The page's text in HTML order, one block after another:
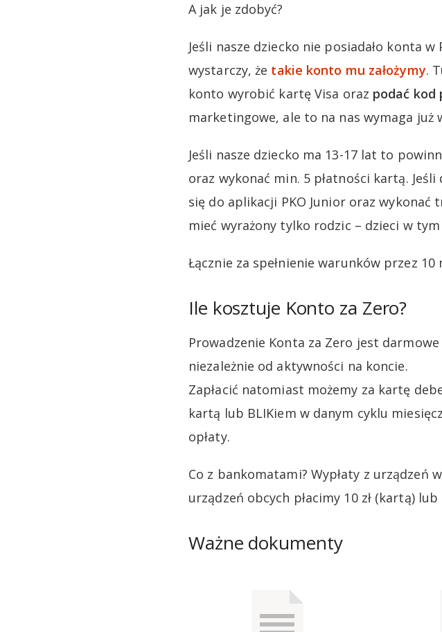
A jak je zdobyć?
Jeśli nasze dziecko nie posiadało konta
wystarczy, że takie konto mu założymy.
konto wyrobić kartę Visa oraz podać kod
marketingowe, ale to na nas wymaga już
Jeśli nasze dziecko ma 13-17 lat to
oraz wykonać min. 5 płatności kartą.
się do aplikacji PKO Junior oraz
mieć wyrażony tylko rodzic – dzieci w
Łącznie za spełnienie warunków przez 10
Ile kosztuje Konto za Zero?
Prowadzenie Konta za Zero jest
niezależnie od aktywności na koncie.
Zapłacić natomiast możemy za kartę
kartą lub BLIKiem w danym cyklu
opłaty.
Co z bankomatami? Wypłaty z urządzeń
urządzeń obcych płacimy 10 zł (kartą) lub
Ważne dokumenty